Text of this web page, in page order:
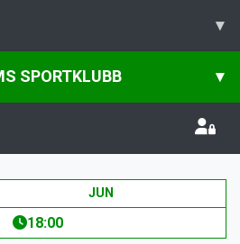
▾
SPORTKLUBB ▾
JUN
18:00